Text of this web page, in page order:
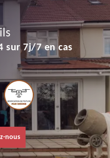
sur 7j/7 en cas
nous